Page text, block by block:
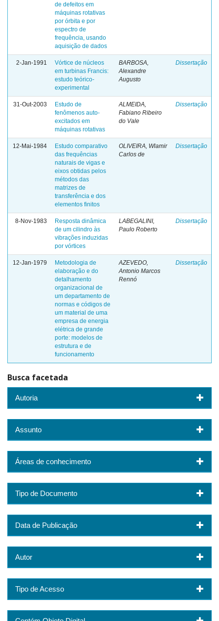
de defeitos em
máquinas rotativas
por órbita e por
espectro de
frequência, usando
aquisição de dados
2-Jan-1991
Vórtice de núcleos
em turbinas Francis:
estudo teórico-
experimental
BARBOSA,
Alexandre
Augusto
Dissertação
31-Out-2003
Estudo de
fenômenos auto-
excitados em
máquinas rotativas
ALMEIDA,
Fabiano Ribeiro
do Vale
Dissertação
12-Mai-1984
Estudo comparativo
das frequências
naturais de vigas e
eixos obtidas pelos
métodos das
matrizes de
transferência e dos
elementos finitos
OLIVEIRA, Wlamir
Carlos de
Dissertação
8-Nov-1983
Resposta dinâmica
de um cilindro às
vibrações induzidas
por vórtices
LABEGALINI,
Paulo Roberto
Dissertação
12-Jan-1979
Metodologia de
elaboração e do
detalhamento
organizacional de
um departamento de
normas e códigos de
um material de uma
empresa de energia
elétrica de grande
porte: modelos de
estrutura e de
funcionamento
AZEVEDO,
Antonio Marcos
Rennó
Dissertação
Busca facetada
Autoria
Assunto
Áreas de conhecimento
Tipo de Documento
Data de Publicação
Autor
Tipo de Acesso